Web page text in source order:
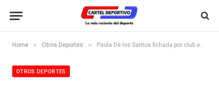
Home » Otros Deportes » Paola De los Santos fichada por club español Balonmano
OTROS DEPORTES